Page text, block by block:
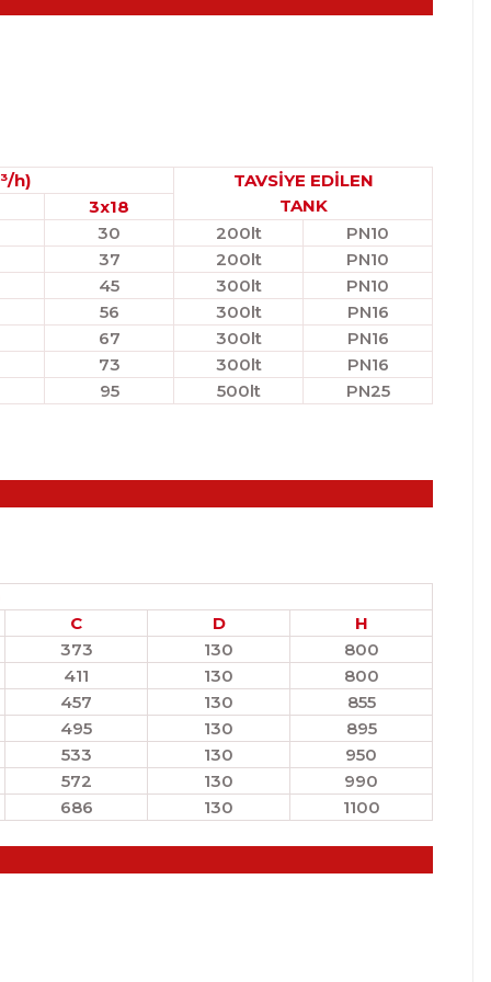
h)
TAVSİYE EDİLEN
TANK
3x18
30 200lt
PN10
37 200lt
PN10
45 300lt
PN10
56 300lt
PN16
67 300lt
PN16
73 300lt
PN16
95 500lt PN25
C D
H
373 130
800
411 130
800
457 130
855
495 130
895
533 130
950
572 130
990
686 130 1100